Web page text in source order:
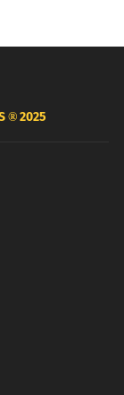
®2025